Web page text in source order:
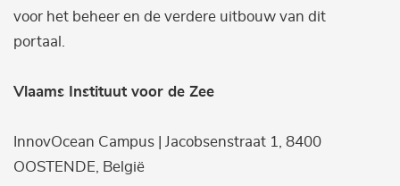
voor het beheer en de verdere uitbouw van dit
portaal.
Vlaams Instituut voor de Zee
InnovOcean Campus | Jacobsenstraat 1, 8400
OOSTENDE, België